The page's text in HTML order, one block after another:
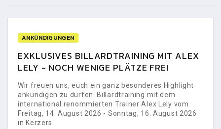
ANKÜNDIGUNGEN
EXKLUSIVES BILLARDTRAINING MIT ALEX
LELY - NOCH WENIGE PLÄTZE FREI
Wir freuen uns, euch ein ganz besonderes Highlight
ankündigen zu dürfen: Billardtraining mit dem
international renommierten Trainer Alex Lely vom
Freitag, 14. August 2026 - Sonntag, 16. August 2026
in Kerzers.